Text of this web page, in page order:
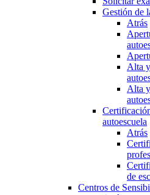
Gestión de
Atrás
Alta
Alta
autoescuela
Atrás
de
Centros de